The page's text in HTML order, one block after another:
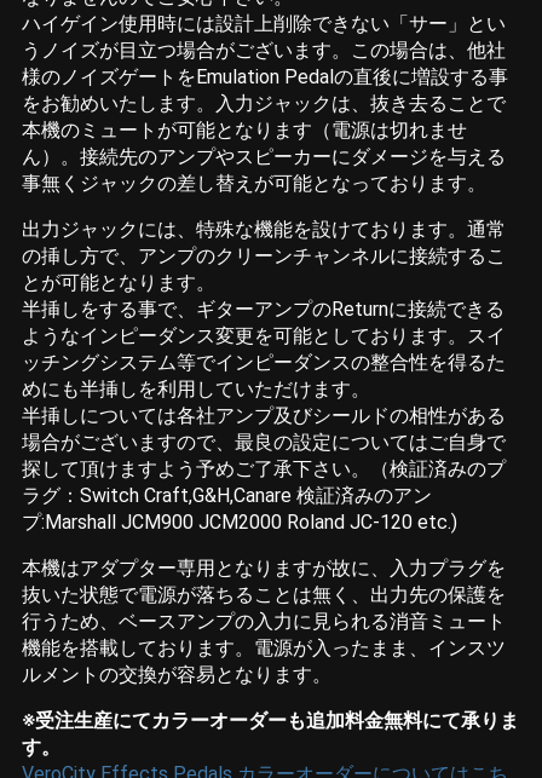
ハイゲイン使用時には設計上削除できない「サー」とい
うノイズが目立つ場合がございます。この場合は、他社
様のノイズゲートをEmulation Pedalの直後に増設する事
をお勧めいたします。入力ジャックは、抜き去ることで
本機のミュートが可能となります（電源は切れませ
ん）。接続先のアンプやスピーカーにダメージを与える
事無くジャックの差し替えが可能となっております。
出力ジャックには、特殊な機能を設けております。通常
の挿し方で、アンプのクリーンチャンネルに接続するこ
とが可能となります。
半挿しをする事で、ギターアンプのReturnに接続できる
ようなインピーダンス変更を可能としております。スイ
ッチングシステム等でインピーダンスの整合性を得るた
めにも半挿しを利用していただけます。
半挿しについては各社アンプ及びシールドの相性がある
場合がございますので、最良の設定についてはご自身で
探して頂けますよう予めご了承下さい。（検証済みのプ
ラグ：Switch Craft,G&H,Canare 検証済みのアン
プ:Marshall JCM900 JCM2000 Roland JC-120 etc.)
本機はアダプター専用となりますが故に、入力プラグを
抜いた状態で電源が落ちることは無く、出力先の保護を
行うため、ベースアンプの入力に見られる消音ミュート
機能を搭載しております。電源が入ったまま、インスツ
ルメントの交換が容易となります。
※受注生産にてカラーオーダーも追加料金無料にて承りま
す。